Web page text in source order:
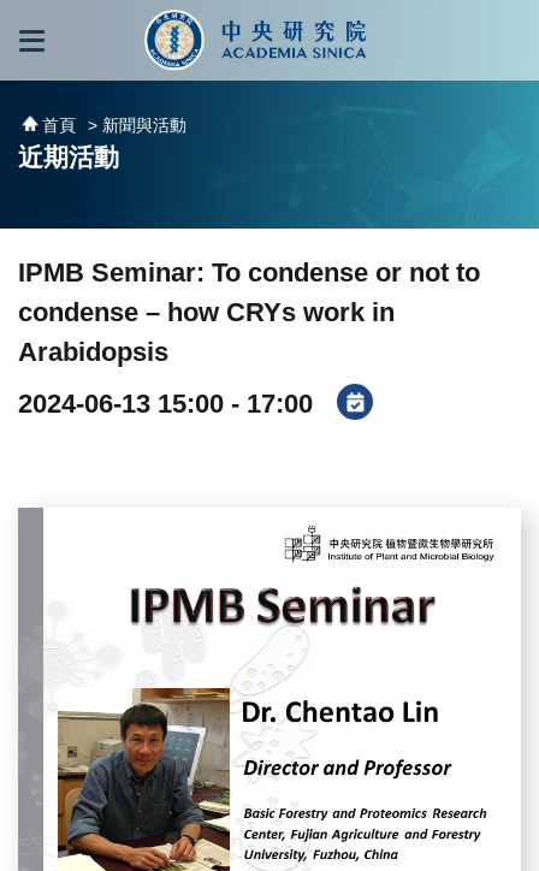
跳到主要內容區塊
首頁 > 新聞與活動
近期活動
IPMB Seminar: To condense or not to
condense – how CRYs work in
Arabidopsis
2024-06-13 15:00 - 17:00